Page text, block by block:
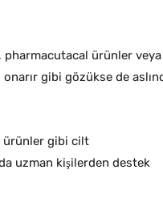
ürünler veya
gibi gözükse de
ürünler gibi cilt
uzman kişilerden destek